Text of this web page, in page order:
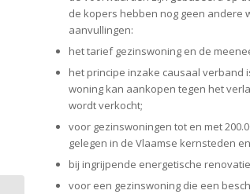
de kopers hebben nog geen andere
aanvullingen:
het tarief gezinswoning en de
het principe inzake causaal verband
woning kan aankopen tegen het
wordt verkocht;
voor gezinswoningen tot en met
gelegen in de Vlaamse kernsteden
bij ingrijpende energetische
voor een gezinswoning die een